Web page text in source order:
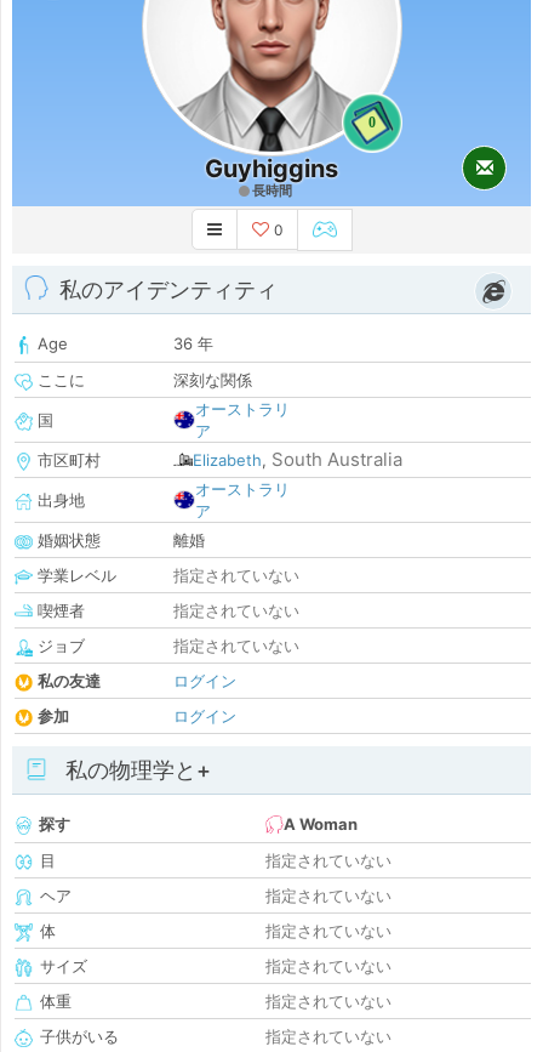
0
Guyhiggins
長時間
0
私のアイデンティティ
Age
36 年
ここに
深刻な関係
国
オーストラリ
ア
市区町村
Elizabeth, South Australia
出身地
オーストラリ
ア
婚姻状態
離婚
学業レベル
指定されていない
喫煙者
指定されていない
ジョブ
指定されていない
私の友達
ログイン
参加
ログイン
私の物理学と+
探す
A Woman
目
指定されていない
ヘア
指定されていない
体
指定されていない
サイズ
指定されていない
体重
指定されていない
子供がいる
指定されていない